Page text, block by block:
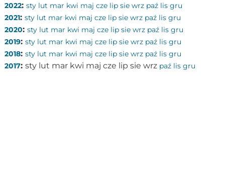
2022: sty lut mar kwi maj cze lip sie wrz paź lis gru
2021: sty lut mar kwi maj cze lip sie wrz paź lis gru
2020: sty lut mar kwi maj cze lip sie wrz paź lis gru
2019: sty lut mar kwi maj cze lip sie wrz paź lis gru
2018: sty lut mar kwi maj cze lip sie wrz paź lis gru
2017: sty lut mar kwi maj cze lip sie wrz paź lis gru